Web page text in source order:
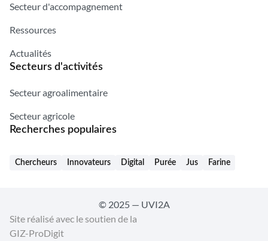
Secteur d'accompagnement
Ressources
Actualités
Secteurs d'activités
Secteur agroalimentaire
Secteur agricole
Recherches populaires
Chercheurs Innovateurs Digital Purée Jus Farine
© 2025 — UVI2A
Site réalisé avec le soutien de la
GIZ-ProDigit